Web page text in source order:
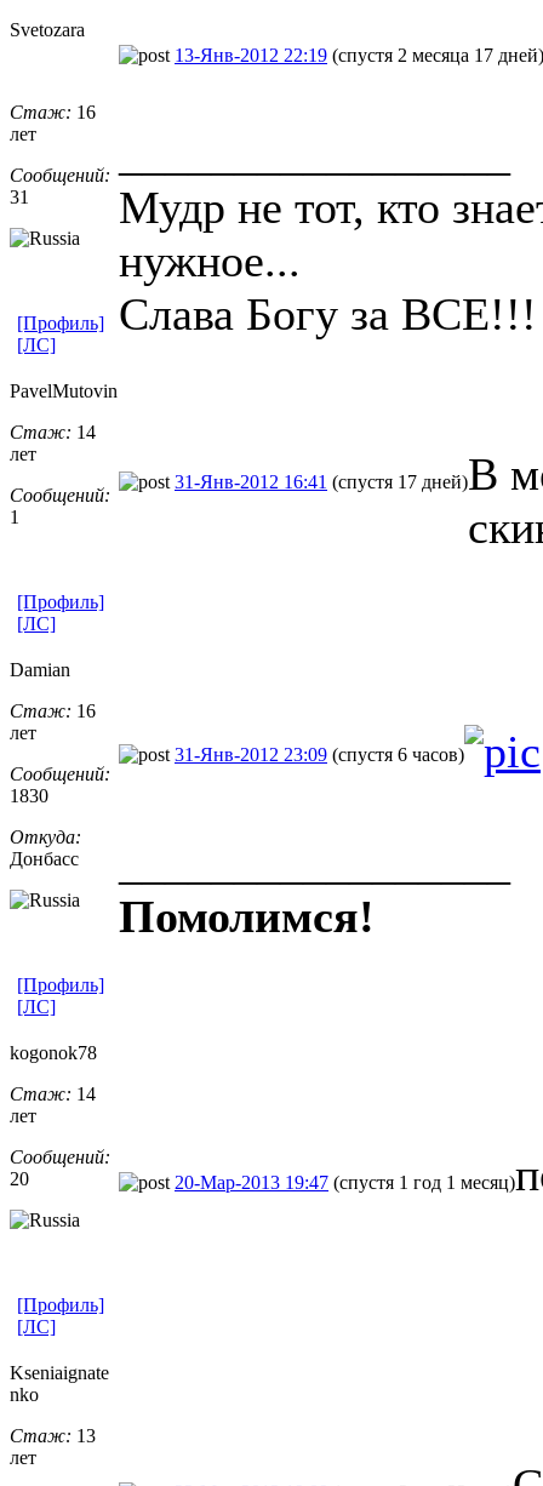
Svetozara
Стаж: 16
лет
Сообщений:
31
13-Янв-2012 22:19 (спустя 2 месяца 17 дней)
Мудр не тот, кто
нужное...
Слава Богу за ВСЕ!!!
[Профиль]
[ЛС]
PavelMutovin
Стаж: 14
лет
Сообщений:
1
31-Янв-2012 16:41 (спустя 17 дней)В
[Профиль]
[ЛС]
Damian
Стаж: 16
лет
Сообщений:
1830
Откуда:
Донбасс
31-Янв-2012 23:09 (спустя 6 часов)
Помолимся!
[Профиль]
[ЛС]
kogonok78
Стаж: 14
лет
Сообщений:
20
20-Мар-2013 19:47 (спустя 1 год 1 месяц)
[Профиль]
[ЛС]
Kseniaignate
nko
Стаж: 13
лет